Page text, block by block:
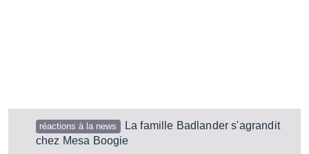
réactions à la news
La famille Badlander s'agrandit
chez Mesa Boogie